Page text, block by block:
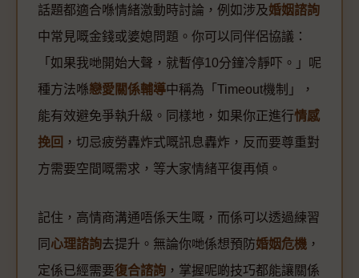
話題都適合喺情緒激動時討論，例如涉及婚姻諮詢
中常見嘅金錢或婆媳問題。你可以同伴侶協議：
「如果我哋開始大聲，就暫停10分鐘冷靜吓。」呢
種方法喺戀愛關係輔導中稱為「Timeout機制」，
能有效避免爭執升級。同樣地，如果你正進行情感
挽回 ，切忌疲勞轟炸式嘅訊息轟炸，反而要尊重對
方需要空間嘅需求，等大家情緒平復再傾。
記住，高情商溝通唔係天生嘅，而係可以透過練習
同 心理諮詢去提升。無論你哋係想預防婚姻危機 ，
定係已經需要復合諮詢 ，掌握呢啲技巧都能讓關係